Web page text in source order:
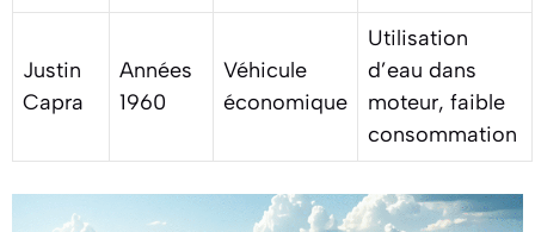
Justin
Capra
Années
1960
Véhicule
économique
Utilisation
d’eau dans
moteur, faible
consommation